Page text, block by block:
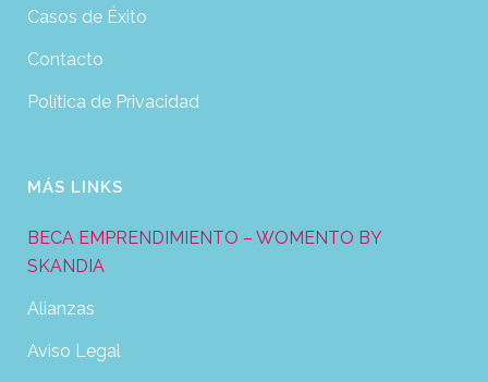
Casos de Éxito
Contacto
Política de Privacidad
MÁS LINKS
BECA EMPRENDIMIENTO – WOMENTO BY
SKANDIA
Alianzas
Aviso Legal